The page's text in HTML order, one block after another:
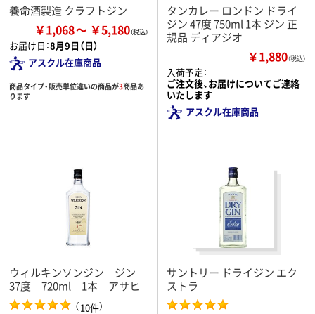
養命酒製造 クラフトジン
￥1,068 ￥5,180
お届け日：8月9日（日）
アスクル在庫商品
商品タイプ・販売単位違いの商品が3商品あ
ります
タンカレー ロンドン ドライ
ジン 47度 750ml 1本 ジン 正
規品 ディアジオ
￥1,880（税込）
入荷予定：
ご注文後、お届けについてご連絡
いたします
アスクル在庫商品
ウィルキンソンジン ジン
37度 720ml 1本 アサヒ
（10件）
サントリー ドライジン エク
ストラ